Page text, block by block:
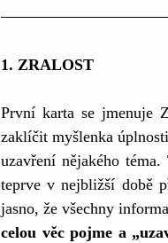
1. ZRALOST
První karta se jmenuje
zaklíčit myšlenka
uzavření nějakého
teprve v nejbližší době
jasno, že všechny
celou věc pojme a